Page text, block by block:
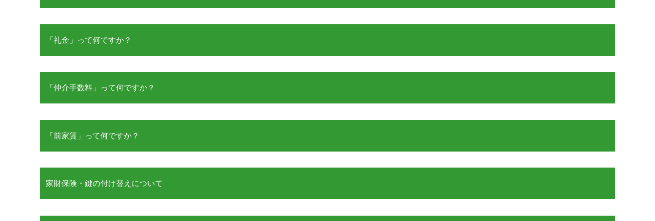
「礼金」って何ですか？
「仲介手数料」って何ですか？
「前家賃」って何ですか？
家財保険・鍵の付け替えについて